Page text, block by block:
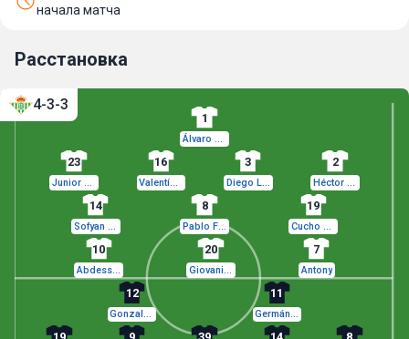
начала матча
Расстановка
1
Álvaro Valles
2
Héctor Bellerín
3
Diego Llorente
16
Valentín Gómez
23
Junior Firpo
19
Cucho Hernández
8
Pablo Fornals
14
Sofyan Amrabat
7
Antony
20
Giovani Lo Celso
10
Abdessamad Ezzalzouli
12
Gonzalo Villar
11
Germán Valera
4-3-3